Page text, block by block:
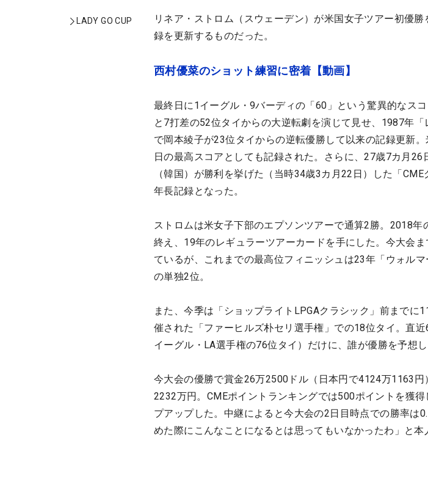
LADY GO CUP
リネア・ストロム（スウェーデン）が米国女子ツアー初優
録を更新するものだった。
西村優菜のショット練習に密着【動画】
最終日に1イーグル・9バーディの「60」という驚異的なス
と7打差の52位タイからの大逆転劇を演じて見せ、1987年「
で岡本綾子が23位タイからの逆転優勝して以来の記録更新
日の最高スコアとしても記録された。さらに、27歳7カ月26
（韓国）が勝利を挙げた（当時34歳3カ月22日）した「
年長記録となった。
ストロムは米女子下部のエプソンツアーで通算2勝。2018
終え、19年のレギュラーツアーカードを手にした。今大会
ているが、これまでの最高位フィニッシュは23年「ウォル
の単独2位。
また、今季は「ショップライトLPGAクラシック」前までに
催された「ファーヒルズ朴セリ選手権」での18位タイ。直
イーグル・LA選手権の76位タイ）だけに、誰が優勝を予想し
今大会の優勝で賞金26万2500ドル（日本円で4124万1163
2232万円。CMEポイントランキングでは500ポイントを獲
プアップした。中継によると今大会の2日目時点での勝率は
めた際にこんなことになるとは思ってもいなかったわ」と本